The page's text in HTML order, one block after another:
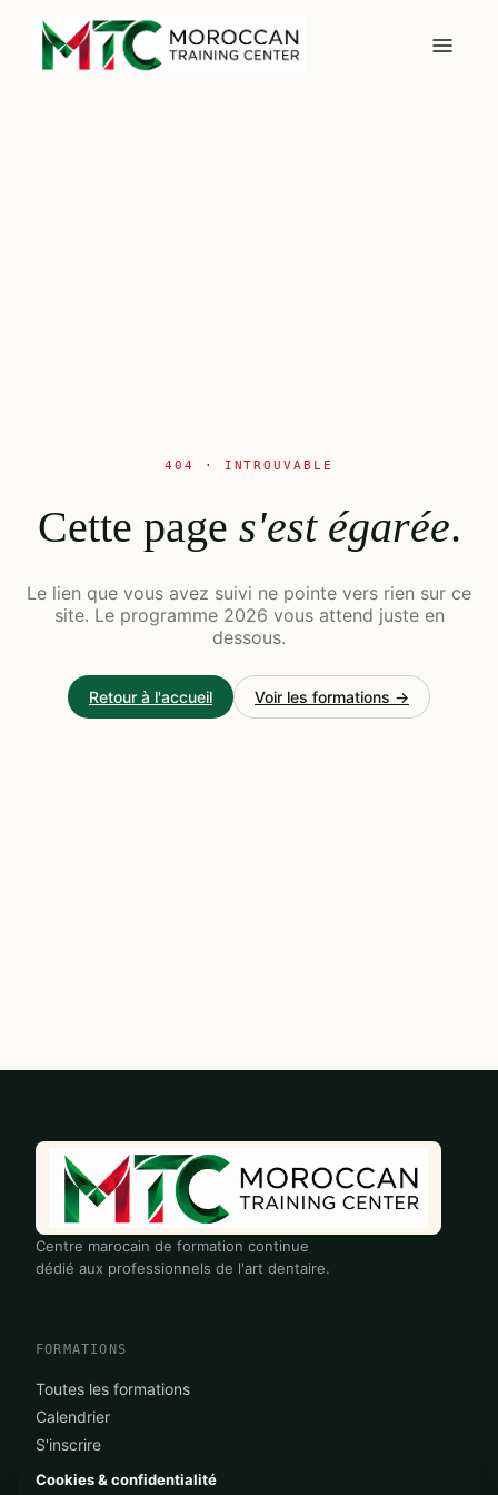
404 · INTROUVABLE
Cette page s'est égarée.
Le lien que vous avez suivi ne pointe vers rien sur ce
site. Le programme 2026 vous attend juste en
dessous.
Retour à l'accueil Voir les formations →
Centre marocain de formation continue
dédié aux professionnels de l'art dentaire.
FORMATIONS
Toutes les formations
Calendrier
S'inscrire
Cookies & confidentialité